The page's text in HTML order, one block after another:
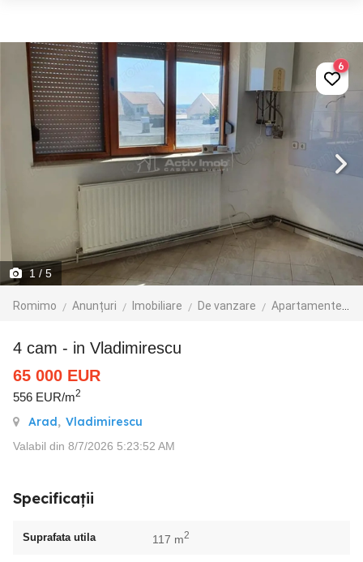
1/ 5
Romimo Anunțuri Imobiliare De vanzare Apartamente de vanzare
6
4 cam - in Vladimirescu
65 000 EUR
556 EUR/m2
Arad, Vladimirescu
Valabil din 8/7/2026 5:23:52 AM
Specificații
Suprafata utila 117 m2